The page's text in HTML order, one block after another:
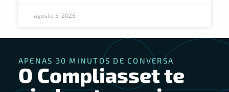
agosto 5, 2026
APENAS 30 MINUTOS DE CONVERSA
O Compliasset te